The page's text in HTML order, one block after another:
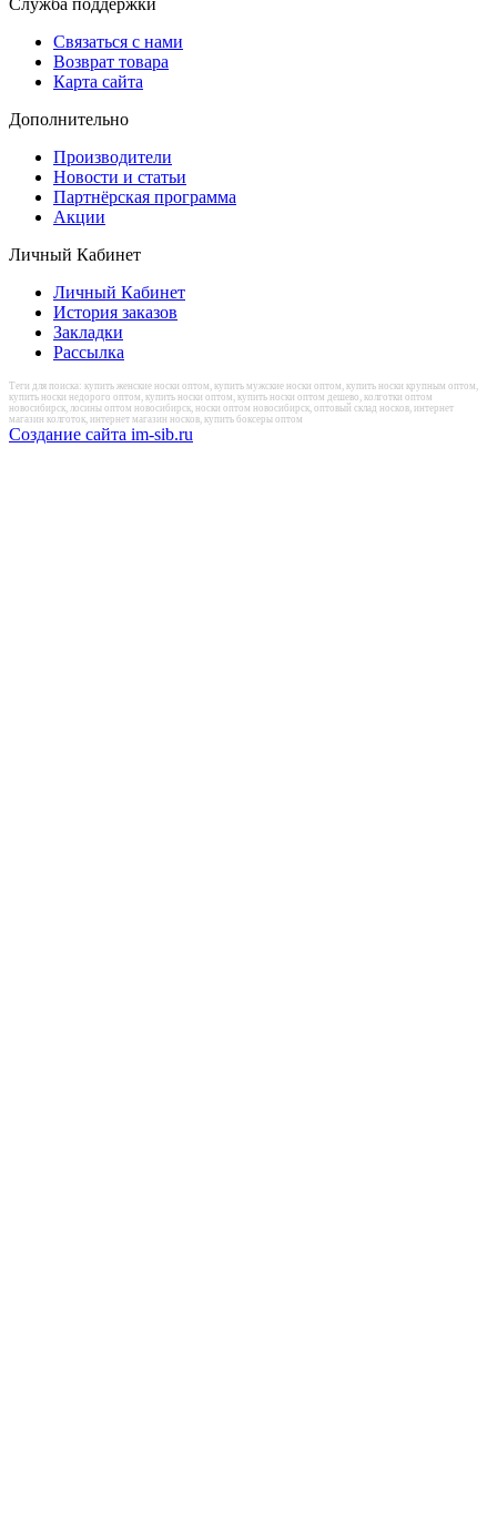
Служба поддержки
Связаться с нами
Возврат товара
Карта сайта
Дополнительно
Производители
Новости и статьи
Партнёрская программа
Акции
Личный Кабинет
Личный Кабинет
История заказов
Закладки
Рассылка
Теги для поиска: купить женские носки оптом, купить мужские носки оптом, купить носки крупным оптом,
купить носки недорого оптом, купить носки оптом, купить носки оптом дешево, колготки оптом
новосибирск, лосины оптом новосибирск, носки оптом новосибирск, оптовый склад носков, интернет
магазин колготок, интернет магазин носков, купить боксеры оптом
Создание сайта im-sib.ru